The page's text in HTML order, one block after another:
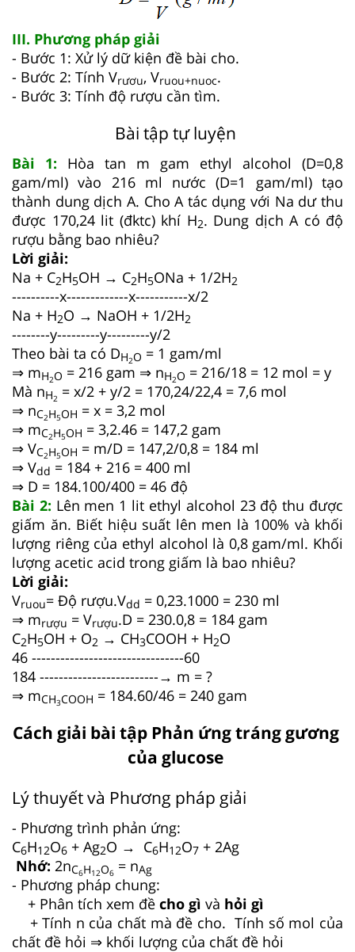
III. Phương pháp giải
- Bước 1: Xử lý dữ kiện đề bài cho.
- Bước 2: Tính Vrươu, Vruou+nuoc.
- Bước 3: Tính độ rượu cần tìm.
Bài tập tự luyện
Bài 1: Hòa tan m gam ethyl alcohol (D=0,8
gam/ml) vào 216 ml nước (D=1 gam/ml) tạo
thành dung dịch A. Cho A tác dụng với Na dư thu
được 170,24 lit (đktc) khí H2. Dung dịch A có độ
rượu bằng bao nhiêu?
Lời giải:
Na + C2H5OH → C2H5ONa + 1/2H2
----------x-------------x-----------x/2
Na + H2O → NaOH + 1/2H2
--------y---------y---------y/2
Theo bài ta có DH2O = 1 gam/ml
⇒ mH2O = 216 gam ⇒ nH2O = 216/18 = 12 mol = y
Mà nH2 = x/2 + y/2 = 170,24/22,4 = 7,6 mol
⇒ nC2H5OH = x = 3,2 mol
⇒ mC2H5OH = 3,2.46 = 147,2 gam
⇒ VC2H5OH = m/D = 147,2/0,8 = 184 ml
⇒ Vdd = 184 + 216 = 400 ml
⇒ D = 184.100/400 = 46 độ
Bài 2: Lên men 1 lit ethyl alcohol 23 độ thu được
giấm ăn. Biết hiệu suất lên men là 100% và khối
lượng riêng của ethyl alcohol là 0,8 gam/ml. Khối
lượng acetic acid trong giấm là bao nhiêu?
Lời giải:
Vruou= Độ rượu.Vdd = 0,23.1000 = 230 ml
⇒ mrượu = Vrượu.D = 230.0,8 = 184 gam
C2H5OH + O2 → CH3COOH + H2O
46 --------------------------------60
184 -------------------------→ m = ?
⇒ mCH3COOH = 184.60/46 = 240 gam
Cách giải bài tập Phản ứng tráng gương
của glucose
Lý thuyết và Phương pháp giải
- Phương trình phản ứng:
C6H12O6 + Ag2O → C6H12O7 + 2Ag
Nhớ: 2nC6H12O6 = nAg
- Phương pháp chung:
+ Phân tích xem đề cho gì và hỏi gì
+ Tính n của chất mà đề cho. Tính số mol của
chất đề hỏi ⇒ khối lượng của chất đề hỏi